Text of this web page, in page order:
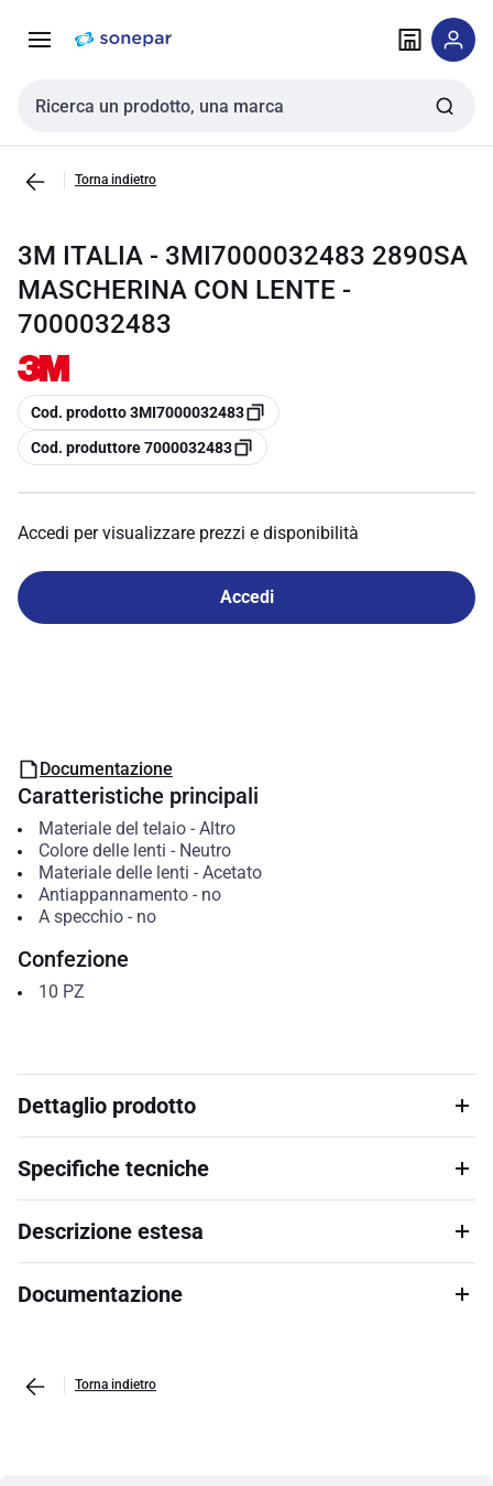
navigazione alla
Cerca input
Torna indietro
3M ITALIA - 3MI7000032483 2890SA
MASCHERINA CON LENTE -
7000032483
copia
Cod. prodotto 3MI7000032483
copia
Cod. produttore 7000032483
Accedi per visualizzare prezzi e disponibilità
Accedi
Documentazione
Caratteristiche principali
Materiale del telaio- Altro
Colore delle lenti - Neutro
Materiale delle lenti - Acetato
Antiappannamento- no
A specchio- no
Confezione
10 PZ
Dettaglio prodotto
Specifiche tecniche
Descrizione estesa
Documentazione
Torna indietro